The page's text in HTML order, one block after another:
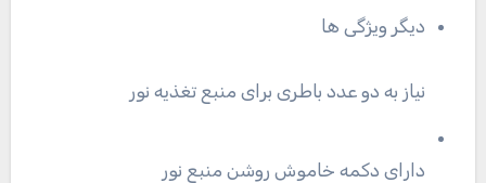
دیگر ویژگی ها
نیاز به دو عدد باطری برای منبع تغذیه نور
دارای دکمه خاموش روشن منبع نور